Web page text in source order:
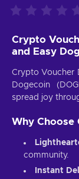
Crypto
and Easy
Crypto Voucher
Dogecoin
spread joy
Why Choose
community.
Instant